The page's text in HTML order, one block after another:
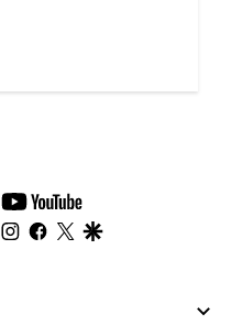
youtube-
footer
instagram
facebook
twitter